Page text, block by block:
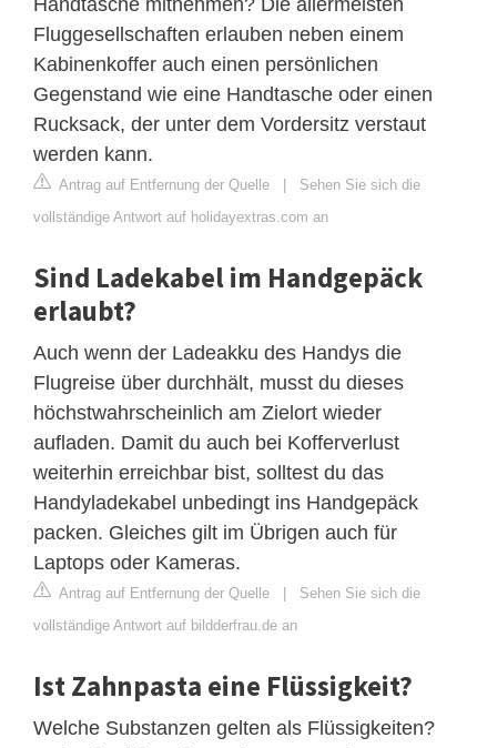
Fluggesellschaften erlauben neben einem
Kabinenkoffer auch einen persönlichen
Gegenstand wie eine Handtasche oder einen
Rucksack, der unter dem Vordersitz verstaut
werden kann.
Antrag auf Entfernung der Quelle | Sehen Sie sich die
vollständige Antwort auf holidayextras.com an
Sind Ladekabel im Handgepäck
erlaubt?
Auch wenn der Ladeakku des Handys die
Flugreise über durchhält, musst du dieses
höchstwahrscheinlich am Zielort wieder
aufladen. Damit du auch bei Kofferverlust
weiterhin erreichbar bist, solltest du das
Handyladekabel unbedingt ins Handgepäck
packen. Gleiches gilt im Übrigen auch für
Laptops oder Kameras.
Antrag auf Entfernung der Quelle | Sehen Sie sich die
vollständige Antwort auf bildderfrau.de an
Ist Zahnpasta eine Flüssigkeit?
Welche Substanzen gelten als Flüssigkeiten?